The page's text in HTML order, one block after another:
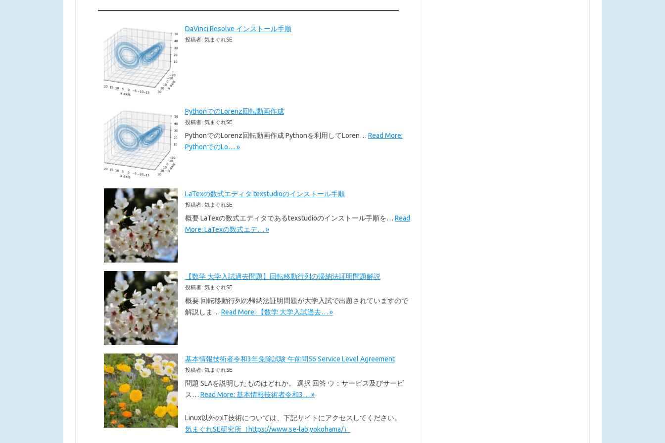
DaVinci Resolve インストール手順
投稿者: 気まぐれSE
PythonでのLorenz回転動画作成
投稿者: 気まぐれSE
PythonでのLorenz回転動画作成 Pythonを利用してLoren… Read More:
PythonでのLo… »
LaTexの数式エディタ texstudioのインストール手順
投稿者: 気まぐれSE
概要 LaTexの数式エディタであるtexstudioのインストール手順を… Read
More: LaTexの数式エデ… »
【数学 大学入試過去問題】回転移動行列の帰納法証明問題解説
投稿者: 気まぐれSE
概要 回転移動行列の帰納法証明問題が大学入試で出題されていますので
解説しま… Read More: 【数学 大学入試過去… »
基本情報技術者令和3年免除試験 午前問56 Service Level Agreement
投稿者: 気まぐれSE
問題 SLAを説明したものはどれか。 選択 回答 ウ：サービス及びサービ
ス… Read More: 基本情報技術者令和3… »
Linux以外のIT技術については、下記サイトにアクセスしてください。
気まぐれSE研究所（https://www.se-lab.yokohama/）